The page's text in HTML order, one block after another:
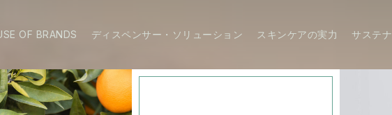
OF BRANDS ディスペンサー・ソリューション スキンケアの実力 サステ